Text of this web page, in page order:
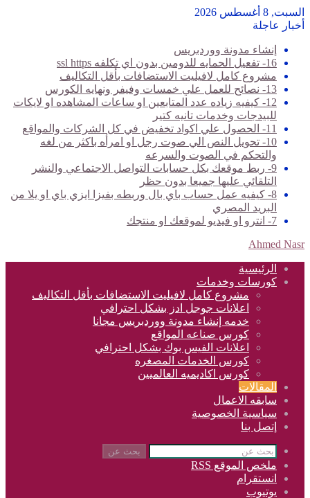
السبت, 8 أغسطس 2026
أخبار عاجلة
إنشاء مدونة ووردبريس
16- تفعيل الحمايه للدومين بدون اي تكلفه ssl https
مشروع كامل لافيليت الاستضافات بأقل التكاليف
13- نصائح للعمل علي خمسات وفيفر ونهايه الكورس
12- كيفيه زياده عدد المتابعين او ساعات المشاهده او لايكات
للبيدجات وخدمات تانيه كتير
11- الحصول علي اكواد تخفيض في كل الشركات والمواقع
10- تحويل النص الي صوت رجل او امرأه باكثر من لغه
والتحكم في الصوت والسرعه
9- ربط موقعك بكل حسابات التواصل الاجتماعي والنشر
التلقائي عليها جميعا بدون حظر
8- كيفيه عمل حساب باي بال وربطه بفيزا ايزي باي او يلا من
البريد المصري
7- انترو او فيديو لموقعك او منتجك
Ahmed Nasr
الرئيسية
كورسات وخدمات
مشروع كامل لافيليت الاستضافات بأقل التكاليف
اعلانات جوجل ادز بشكل احترافي
خدمه إنشاء مدونة ووردبريس مجانا
كورس صناعه المواقع
اعلانات الفيس بوك بشكل احترافي
كورس الخدمات المصغره
كورس اكاديميه العالميين
المقالات
سابقه الاعمال
سياسية الخصوصية
إتصل بنا
بحث عن
ملخص الموقع RSS
انستقرام
يوتيوب